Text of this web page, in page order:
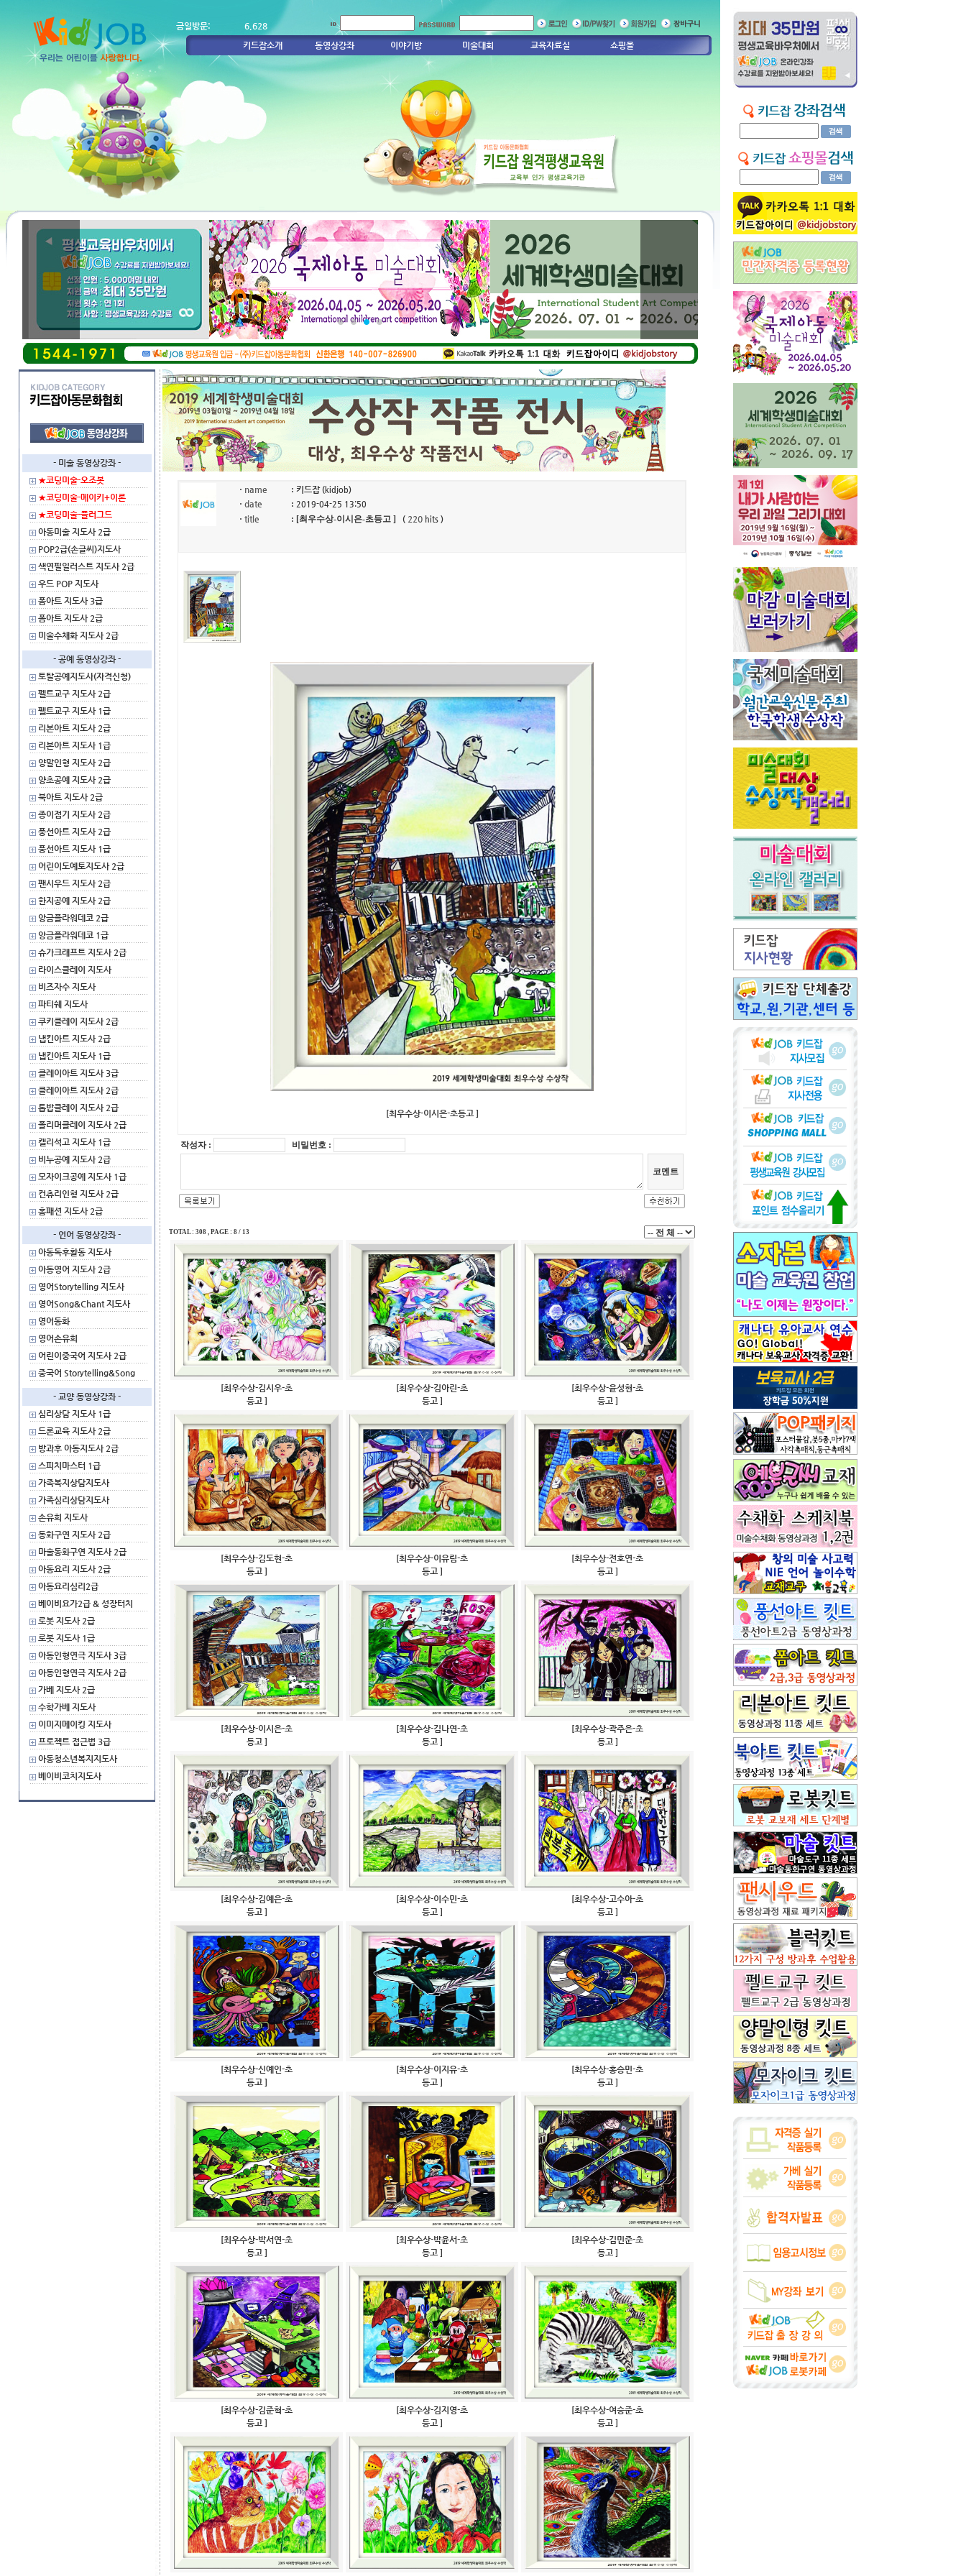
금일방문:
6,628
키드잡소개
동영상강좌 이야기방 미술대회 교육자료실 쇼핑몰
1 2 3 4
- 미술 동영상강좌 -
★코딩미술-오조봇
★코딩미술-메이키+이론
★코딩미술-플러그드
아동미술 지도사 2급
POP2급(손글씨)지도사
색연필일러스트 지도사 2급
우드 POP 지도사
폼아트 지도사 3급
폼아트 지도사 2급
미술수채화 지도사 2급
- 공예 동영상강좌 -
토탈공예지도사(자격신청)
펠트교구 지도사 2급
펠트교구 지도사 1급
리본아트 지도사 2급
리본아트 지도사 1급
양말인형 지도사 2급
양초공예 지도사 2급
북아트 지도사 2급
종이접기 지도사 2급
풍선아트 지도사 2급
풍선아트 지도사 1급
어린이도예토지도사 2급
팬시우드 지도사 2급
한지공예 지도사 2급
앙금플라워데코 2급
앙금플라워데코 1급
슈가크래프트 지도사 2급
라이스클레이 지도사
비즈자수 지도사
파티쉐 지도사
쿠키클레이 지도사 2급
냅킨아트 지도사 2급
냅킨아트 지도사 1급
클레이아트 지도사 3급
클레이아트 지도사 2급
톱밥클레이 지도사 2급
폴리머클레이 지도사 2급
캘리석고 지도사 1급
비누공예 지도사 2급
모자이크공예 지도사 1급
컨츄리인형 지도사 2급
홈패션 지도사 2급
- 언어 동영상강좌 -
아동독후활동 지도사
아동영어 지도사 2급
영어Storytelling 지도사
영어Song&Chant 지도사
영어동화
영어손유희
어린이중국어 지도사 2급
중국어 Storytelling&Song
- 교양 동영상강좌 -
심리상담 지도사 1급
드론교육 지도사 2급
방과후 아동지도사 2급
스피치마스터 1급
가족복지상담지도사
가족심리상담지도사
손유희 지도사
동화구연 지도사 2급
마술동화구연 지도사 2급
아동요리 지도사 2급
아동요리심리2급
베이비요가2급 & 성장터치
로봇 지도사 2급
로봇 지도사 1급
아동인형연극 지도사 3급
아동인형연극 지도사 2급
가베 지도사 2급
수학가베 지도사
이미지메이킹 지도사
프로젝트 접근법 3급
아동청소년복지지도사
베이비코치지도사
· name : 키드잡(kidjob)
· date : 2019-04-25 13:50
· title : [최우수상-이시은-초등고 ] ( 220 hits )
[최우수상-이시은-초등고 ]
작성자 : 비밀번호 :
TOTAL : 308 , PAGE : 8 / 13
[최우수상-김시우-초
등고 ]
[최우수상-김아린-초
등고 ]
[최우수상-윤성현-초
등고 ]
[최우수상-김도현-초
등고 ]
[최우수상-이유림-초
등고 ]
[최우수상-전호연-초
등고 ]
[최우수상-이시은-초
등고 ]
[최우수상-김나연-초
등고 ]
[최우수상-곽주은-초
등고 ]
[최우수상-김예은-초
등고 ]
[최우수상-이수민-초
등고 ]
[최우수상-고수아-초
등고 ]
[최우수상-신예인-초
등고 ]
[최우수상-이지유-초
등고 ]
[최우수상-홍승민-초
등고 ]
[최우수상-박서연-초
등고 ]
[최우수상-박윤서-초
등고 ]
[최우수상-김민준-초
등고 ]
[최우수상-김준혁-초
등고 ]
[최우수상-김지영-초
등고 ]
[최우수상-여승준-초
등고 ]